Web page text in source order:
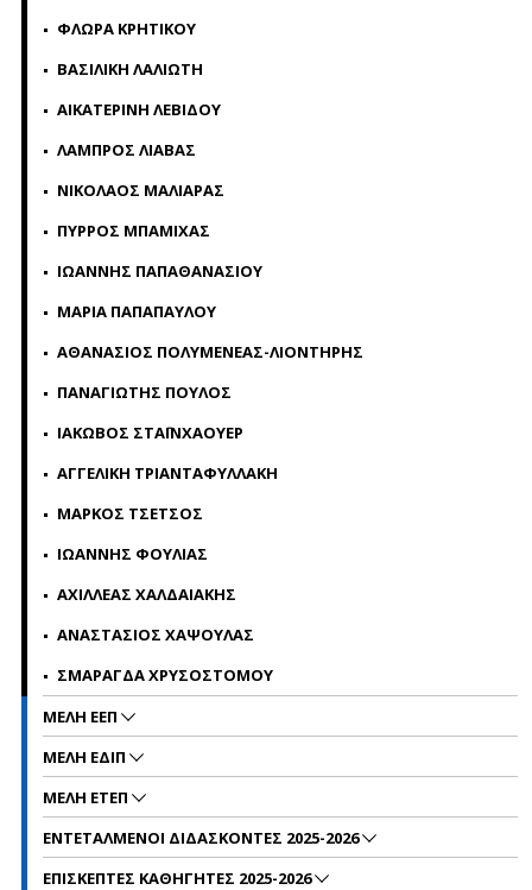
ΦΛΩΡΑ ΚΡΗΤΙΚΟΥ
ΒΑΣΙΛΙΚΗ ΛΑΛΙΩΤΗ
ΑΙΚΑΤΕΡΙΝΗ ΛΕΒΙΔΟΥ
ΛΑΜΠΡΟΣ ΛΙΑΒΑΣ
ΝΙΚΟΛΑΟΣ ΜΑΛΙΑΡΑΣ
ΠΥΡΡΟΣ ΜΠΑΜΙΧΑΣ
ΙΩΑΝΝΗΣ ΠΑΠΑΘΑΝΑΣΙΟΥ
ΜΑΡΙΑ ΠΑΠΑΠΑΥΛΟΥ
ΑΘΑΝΑΣΙΟΣ ΠΟΛΥΜΕΝΕΑΣ-ΛΙΟΝΤΗΡΗΣ
ΠΑΝΑΓΙΩΤΗΣ ΠΟΥΛΟΣ
ΙΑΚΩΒΟΣ ΣΤΑΪΝΧΑΟΥΕΡ
ΑΓΓΕΛΙΚΗ ΤΡΙΑΝΤΑΦΥΛΛΑΚΗ
ΜΑΡΚΟΣ ΤΣΕΤΣΟΣ
ΙΩΑΝΝΗΣ ΦΟΥΛΙΑΣ
ΑΧΙΛΛΕΑΣ ΧΑΛΔΑΙΑΚΗΣ
ΑΝΑΣΤΑΣΙΟΣ ΧΑΨΟΥΛΑΣ
ΣΜΑΡΑΓΔΑ ΧΡΥΣΟΣΤΟΜΟΥ
ΜΕΛΗ ΕΕΠ
MΕΛΗ EΔΙΠ
ΜΕΛΗ ΕΤΕΠ
ΕΝΤΕΤΑΛΜΕΝΟΙ ΔΙΔΑΣΚΟΝΤΕΣ 2025-2026
ΕΠΙΣΚΕΠΤΕΣ ΚΑΘΗΓΗΤΕΣ 2025-2026